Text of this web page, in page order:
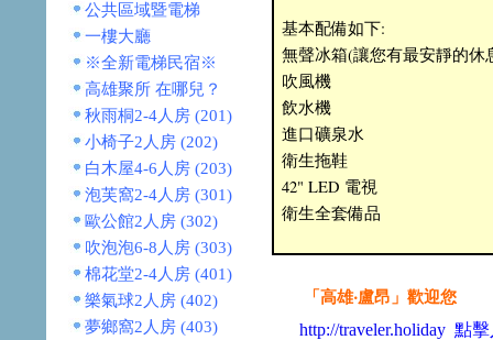
公共區域暨電梯
一樓大廳
※全新電梯民宿※
高雄聚所 在哪兒？
秋雨桐2-4人房 (201)
小椅子2人房 (202)
白木屋4-6人房 (203)
泡芙窩2-4人房 (301)
歐公館2人房 (302)
吹泡泡6-8人房 (303)
棉花堂2-4人房 (401)
樂氣球2人房 (402)
夢鄉窩2人房 (403)
基本配備如下:
無聲冰箱(讓您有最安靜的休
吹風機
飲水機
進口礦泉水
衛生拖鞋
42" LED 電視
衛生全套備品
「高雄‧盧昂」歡迎您
http://traveler.holiday 點